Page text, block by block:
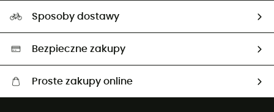
Ambasadorzy
Wybrane produkty eko
Sposoby dostawy
Bezpieczne zakupy
Proste zakupy online